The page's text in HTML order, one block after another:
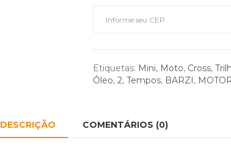
Etiquetas: Mini, Moto, Cross,
Óleo, 2, Tempos, BARZI ,
DESCRIÇÃO COMENTÁRIOS (0)